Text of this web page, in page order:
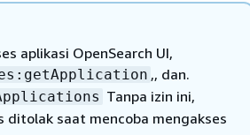
aplikasi OpenSearch UI,
,, dan.
Tanpa izin ini,
ditolak saat mencoba mengakses